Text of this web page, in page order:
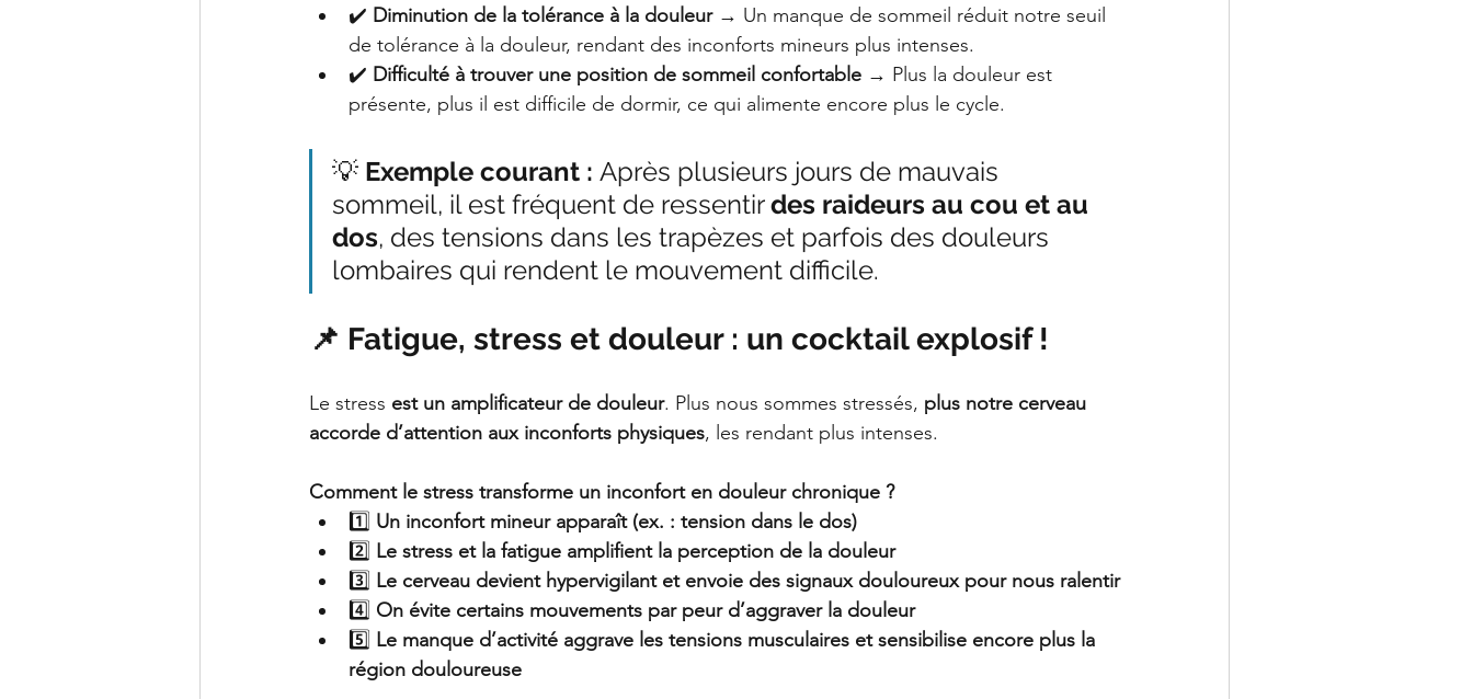
✔️ Diminution de la tolérance à la douleur → Un manque de sommeil réduit notre seuil
de tolérance à la douleur, rendant des inconforts mineurs plus intenses.
✔️ Difficulté à trouver une position de sommeil confortable → Plus la douleur est
présente, plus il est difficile de dormir, ce qui alimente encore plus le cycle.
💡 Exemple courant : Après plusieurs jours de mauvais
sommeil, il est fréquent de ressentir des raideurs au cou et au
dos, des tensions dans les trapèzes et parfois des douleurs
lombaires qui rendent le mouvement difficile.
📌 Fatigue, stress et douleur : un cocktail explosif !
Le stress est un amplificateur de douleur. Plus nous sommes stressés, plus notre cerveau
accorde d’attention aux inconforts physiques, les rendant plus intenses.
Comment le stress transforme un inconfort en douleur chronique ?
1️⃣ Un inconfort mineur apparaît (ex. : tension dans le dos)
2️⃣ Le stress et la fatigue amplifient la perception de la douleur
3️⃣ Le cerveau devient hypervigilant et envoie des signaux douloureux pour nous ralentir
4️⃣ On évite certains mouvements par peur d’aggraver la douleur
5️⃣ Le manque d’activité aggrave les tensions musculaires et sensibilise encore plus la
région douloureuse